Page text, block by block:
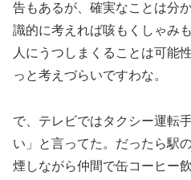
告もあるが、確実なことは分
識的に考えれば咳もくしゃみ
人にうつしまくることは可能
っと考えづらいですわな。
で、テレビではタクシー運転
い」と言ってた。だったら駅
煙しながら仲間で缶コーヒー